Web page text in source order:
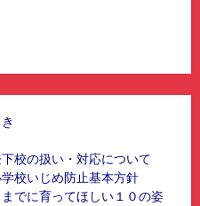
校の扱い・対応について
校いじめ防止基本方針
でに育ってほしい１０の姿